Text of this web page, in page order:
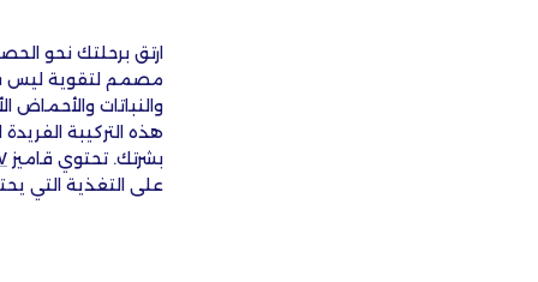
ارتق برحلتك نحو
مصمم لتقوية ليس
والنباتات
هذه التركيبة
بشرتك. تحتوي قاميز
على التغذية التي